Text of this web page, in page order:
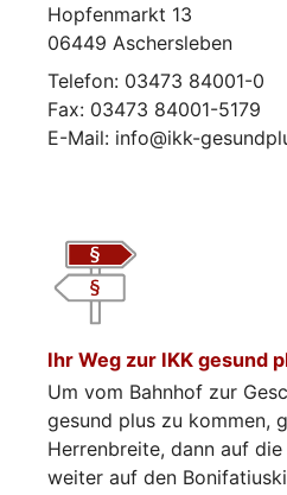
Hopfenmarkt 13
06449 Aschersleben
Telefon: 03473 84001-0
Fax: 03473 84001-5179
E-Mail: info@ikk-
Ihr Weg zur IKK gesund
Um vom Bahnhof zur
gesund plus zu kommen,
Herrenbreite, dann auf
weiter auf den